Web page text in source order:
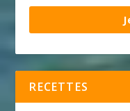
RECETTES